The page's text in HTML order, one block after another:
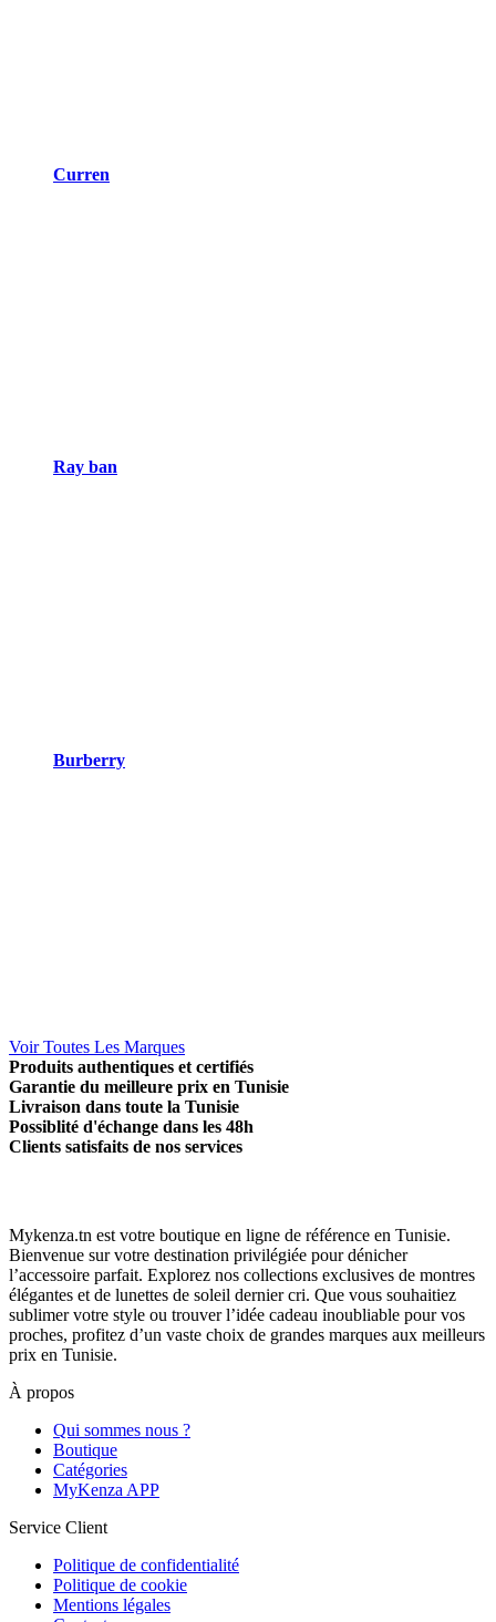
Curren
Ray ban
Burberry
Voir Toutes Les Marques
Produits authentiques et certifiés
Garantie du meilleure prix en Tunisie
Livraison dans toute la Tunisie
Possiblité d'échange dans les 48h
Clients satisfaits de nos services
Mykenza.tn est votre boutique en ligne de référence en Tunisie.
Bienvenue sur votre destination privilégiée pour dénicher
l’accessoire parfait. Explorez nos collections exclusives de montres
élégantes et de lunettes de soleil dernier cri. Que vous souhaitiez
sublimer votre style ou trouver l’idée cadeau inoubliable pour vos
proches, profitez d’un vaste choix de grandes marques aux meilleurs
prix en Tunisie.
À propos
Qui sommes nous ?
Boutique
Catégories
MyKenza APP
Service Client
Politique de confidentialité
Politique de cookie
Mentions légales